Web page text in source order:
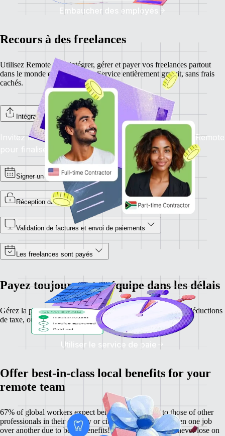
Embaucher des employés
Recours à des freelances
Utilisez Remote pour intégrer, gérer et payer vos freelances partout
dans le monde en un seul clic. Service entièrement gratuit, sans frais
cachés.
Intégration des freelances
Invitez les freelances à s’inscrire sur la plateforme Remote
pour finaliser l’intégration.
Signer un contrat
Réception de factures
Validation de factures et envoi de paiements
Les freelances sont payés
Payez toujours votre équipe dans les délais
Gérez la paie de vos employés, calculez leurs salaires et les déductions
de taxe, où qu'ils soient.
Utiliser le service de paie
Offer best-in-class local benefits for your
remote team
67% of global workers expect benefits comparable to those of other
professionals in their country or city, and 60% have chosen one job
over another due to better benefits! With Remote, you'll never lose on